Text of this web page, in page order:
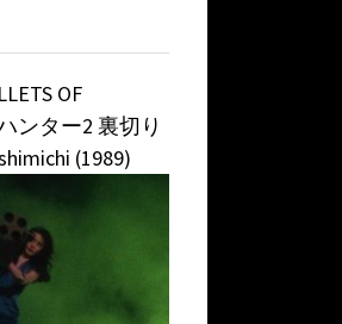
OF
ンター2 裏切り
(1989)